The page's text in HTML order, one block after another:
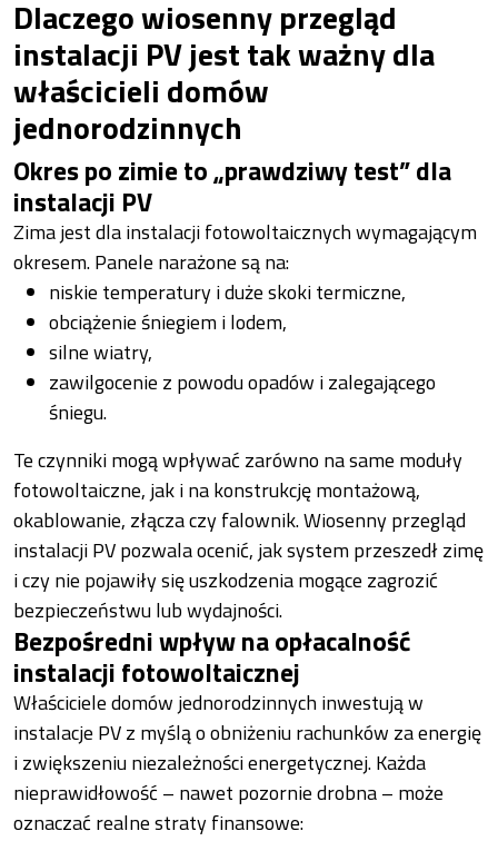
Dlaczego wiosenny przegląd
instalacji PV jest tak ważny dla
właścicieli domów
jednorodzinnych
Okres po zimie to „prawdziwy test” dla
instalacji PV
Zima jest dla instalacji fotowoltaicznych wymagającym
okresem. Panele narażone są na:
niskie temperatury i duże skoki termiczne,
obciążenie śniegiem i lodem,
silne wiatry,
zawilgocenie z powodu opadów i zalegającego
śniegu.
Te czynniki mogą wpływać zarówno na same moduły
fotowoltaiczne, jak i na konstrukcję montażową,
okablowanie, złącza czy falownik. Wiosenny przegląd
instalacji PV pozwala ocenić, jak system przeszedł zimę
i czy nie pojawiły się uszkodzenia mogące zagrozić
bezpieczeństwu lub wydajności.
Bezpośredni wpływ na opłacalność
instalacji fotowoltaicznej
Właściciele domów jednorodzinnych inwestują w
instalacje PV z myślą o obniżeniu rachunków za energię
i zwiększeniu niezależności energetycznej. Każda
nieprawidłowość – nawet pozornie drobna – może
oznaczać realne straty finansowe: